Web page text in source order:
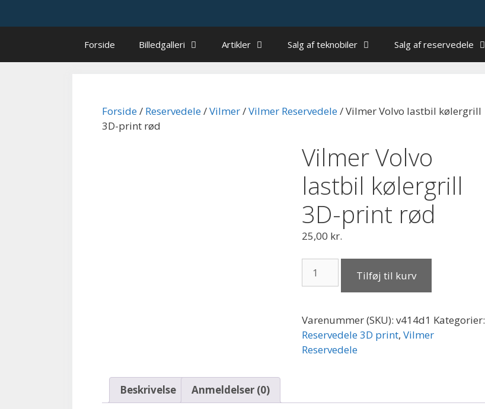
Forside Billedgalleri Artikler Salg af teknobiler Salg af reservedele
Forside/ Reservedele/Vilmer/Vilmer Reservedele/ Vilmer Volvo lastbil kølergrill
3D-print rød
Vilmer Volvo
lastbil kølergrill
3D-print rød
25,00 kr.
Volvo
3D-
print
rød
Tilføj til kurv
Varenummer (SKU): v414d1 Kategorier:
Reservedele 3D print, Vilmer
Reservedele
Beskrivelse Anmeldelser (0)